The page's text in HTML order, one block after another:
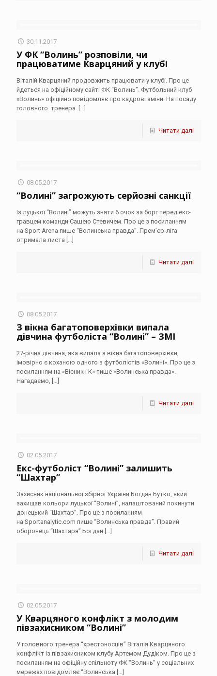
30.11.2017
У ФК “Волинь” розповіли, чи
працюватиме Кварцяний у клубі
Віталій Кварцяний продовжить працювати у клубі. Про це
йдеться на офіційному сайті ФК “Волинь”. Футбольний клуб
«Волинь» офіційно повідомляє про кадрові зміни. На посаду
головного тренера […]
Читати далі
08.05.2017
“Волині” загрожують серйозні санкції
Із луцької “Волині” можуть зняти 6 очок за борг перед екс-
гравцем команди Сашею Стевичем. Про це з посиланням
на Sport Arena пише “Волинська правда”. Прем’єр-ліга
отримала листа […]
Читати далі
08.05.2017
З вікна багатоповерхівки випала
дівчина футболіста “Волині” – ЗМІ
27-річна дівчина, яка випала з вікна багатоповерхівки,
імовірно є коханою одного з футболістів «Волині». Про це з
посиланням на «Вісник і К» пише «Волинська правда».
Нагадаємо, […]
Читати далі
02.05.2017
Екс-футболіст “Волині” залишить
“Шахтар”
Захисник національної збірної України Богдан Бутко, який
захищав кольори луцької “Волині”, налаштований покинути
донецький “Шахтар”. Про це з посиланням
на Sportanalytic.com пише “Волинська правда”. Правий
оборонець “Шахтаря” Богдан […]
Читати далі
02.05.2017
У Кварцяного конфлікт з молодим
півзахисником “Волині”
У головного тренера “хрестоносців” Віталія Кварцяного
конфлікт із півзахисником клубу Артемом Дудіком. Про це з
посиланням на офіційну спільноту ФК “Волинь” у соціальних
мережах повідомляє “Волинська […]